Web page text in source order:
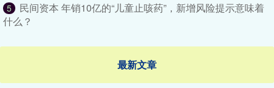
5
民间资本 年销10亿的“儿童止咳药”，新增风险提示意味着
什么？
最新文章